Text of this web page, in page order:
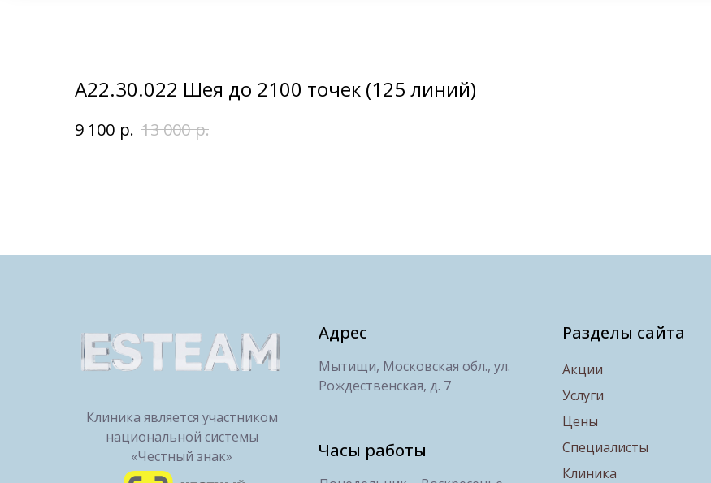
А22.30.022 Шея до 2100 точек (125 линий)
9 100 р. 13 000 р.
Клиника является участником
национальной системы
«Честный знак»
Часы работы
Адрес
Мытищи, Московская обл., ул.
Рождественская, д. 7
Разделы сайта
Акции
Услуги
Цены
Специалисты
Клиника